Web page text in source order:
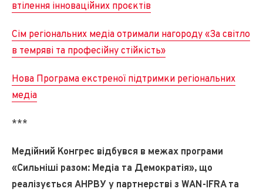
втілення інноваційних проєктів
Сім регіональних медіа отримали нагороду «За світло
в темряві та професійну стійкість»
Нова Програма екстреної підтримки регіональних
медіа
***
Медійний Конгрес відбувся в межах програми
«Сильніші разом: Медіа та Демократія», що
реалізується АНРВУ у партнерстві з WAN-IFRA та